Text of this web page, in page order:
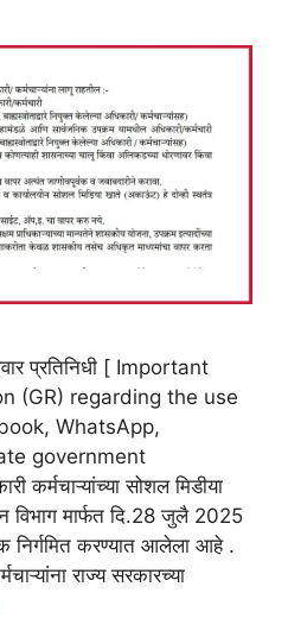
प्रतिनिधी [ Important
(GR) regarding the use
WhatsApp,
government
कर्मचाऱ्यांच्या सोशल मिडीया
विभाग मार्फत दि.28 जुलै 2025
निर्गमित करण्यात आलेला आहे .
राज्य सरकारच्या